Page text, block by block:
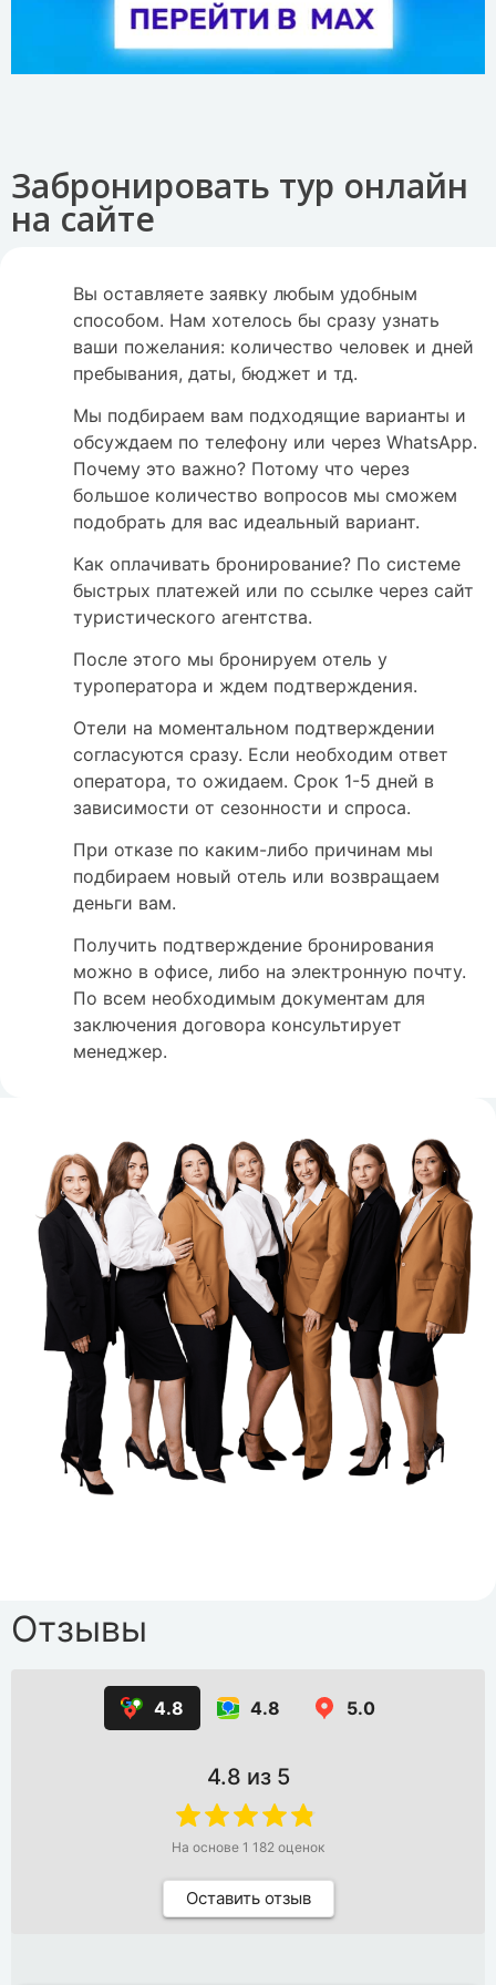
Забронировать тур онлайн
на сайте
Вы оставляете заявку любым удобным
способом. Нам хотелось бы сразу узнать
ваши пожелания: количество человек и дней
пребывания, даты, бюджет и тд.
Мы подбираем вам подходящие варианты и
обсуждаем по телефону или через WhatsApp.
Почему это важно? Потому что через
большое количество вопросов мы сможем
подобрать для вас идеальный вариант.
Как оплачивать бронирование? По системе
быстрых платежей или по ссылке через сайт
туристического агентства.
После этого мы бронируем отель у
туроператора и ждем подтверждения.
Отели на моментальном подтверждении
согласуются сразу. Если необходим ответ
оператора, то ожидаем. Срок 1-5 дней в
зависимости от сезонности и спроса.
При отказе по каким-либо причинам мы
подбираем новый отель или возвращаем
деньги вам.
Получить подтверждение бронирования
можно в офисе, либо на электронную почту.
По всем необходимым документам для
заключения договора консультирует
менеджер.
Отзывы
4.8 4.8 5.0
4.8 из 5
На основе 1 182 оценок
Оставить отзыв